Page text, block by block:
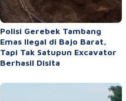
Polisi Gerebek Tambang
Emas Ilegal di Bajo Barat,
Tapi Tak Satupun Excavator
Berhasil Disita